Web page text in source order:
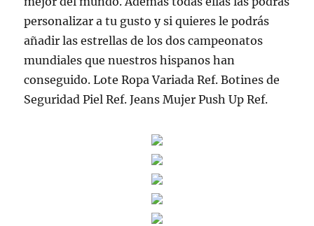
personalizar a tu gusto y si quieres le podrás
añadir las estrellas de los dos campeonatos
mundiales que nuestros hispanos han
conseguido. Lote Ropa Variada Ref. Botines de
Seguridad Piel Ref. Jeans Mujer Push Up Ref.